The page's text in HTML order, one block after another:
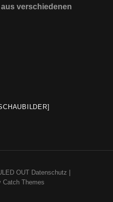
verschiedenen
OUT Datenschutz |
Catch Themes